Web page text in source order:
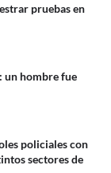
pruebas en
un hombre fue
policiales con
sectores de